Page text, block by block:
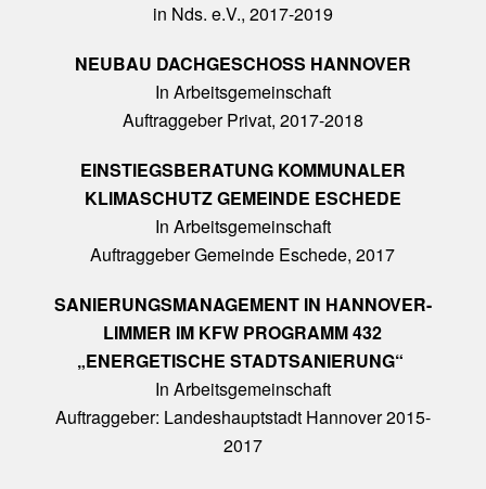
in Nds. e.V., 2017-2019
NEUBAU DACHGESCHOSS HANNOVER
In Arbeitsgemeinschaft
Auftraggeber Privat, 2017-2018
EINSTIEGSBERATUNG KOMMUNALER
KLIMASCHUTZ GEMEINDE ESCHEDE
In Arbeitsgemeinschaft
Auftraggeber Gemeinde Eschede, 2017
SANIERUNGSMANAGEMENT IN HANNOVER-
LIMMER IM KFW PROGRAMM 432
„ENERGETISCHE STADTSANIERUNG“
In Arbeitsgemeinschaft
Auftraggeber: Landeshauptstadt Hannover 2015-
2017